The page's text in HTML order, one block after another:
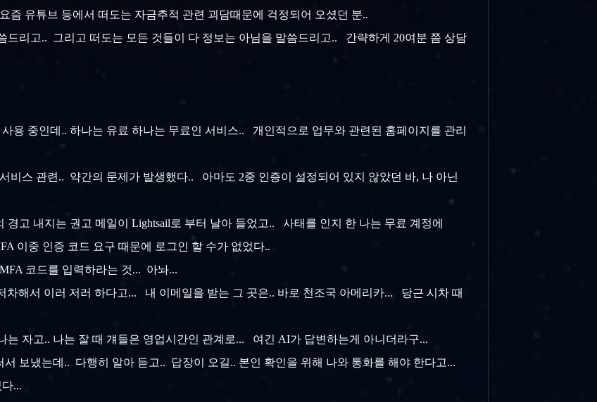
즘 유튜브 등에서 떠도는 자금추적 관련 괴담때문에 걱정되어 오셨던 분..
드리고.. 그리고 떠도는 모든 것들이 다 정보는 아님을 말씀드리고.. 간략하게 20여분 쯤 상담
용 중인데.. 하나는 유료 하나는 무료인 서비스.. 개인적으로 업무와 관련된 홈페이지를 관리
비스 관련.. 약간의 문제가 발생했다.. 아마도 2중 인증이 설정되어 있지 않았던 바, 나 아닌
고 내지는 권고 메일이 Lightsail로 부터 날아 들었고.. 사태를 인지 한 나는 무료 계정에
이중 인증 코드 요구 때문에 로그인 할 수가 없었다..
코드를 입력하라는 것... 아놔...
차해서 이러 저러 하다고... 내 이메일을 받는 그 곳은.. 바로 천조국 아메리카... 당근 시차 때
자고.. 나는 잘 때 걔들은 영업시간인 관계로... 여긴 AI가 답변하는게 아니더라구...
보냈는데.. 다행히 알아 듣고.. 답장이 오길.. 본인 확인을 위해 나와 통화를 해야 한다고...
다...